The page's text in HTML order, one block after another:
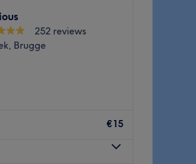
Leopold I-Laan 1C, een
ingerichte salon
252 reviews
Brugge
€15